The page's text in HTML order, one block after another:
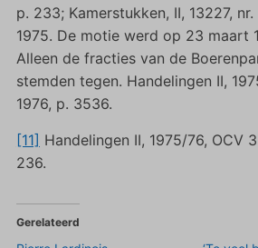
p. 233; Kamerstukken, II, 13227,
1975. De motie werd op 23 maart
Alleen de fracties van de
stemden tegen. Handelingen II,
1976, p. 3536.
[11] Handelingen II, 1975/76, OCV
236.
Gerelateerd